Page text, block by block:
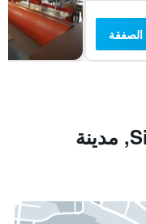
استكشفSinsing District, مدينة